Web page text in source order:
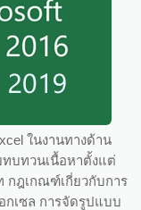
ในงานทางด้าน
บทวนเนื้อหาตั้งแต่
กฎเกณฑ์เกี่ยวกับการ
กเซล การจัดรูปแบบ